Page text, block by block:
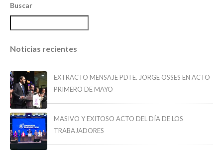
Buscar
Noticias recientes
EXTRACTO MENSAJE PDTE. JORGE OSSES EN ACTO
PRIMERO DE MAYO
MASIVO Y EXITOSO ACTO DEL DÍA DE LOS
TRABAJADORES